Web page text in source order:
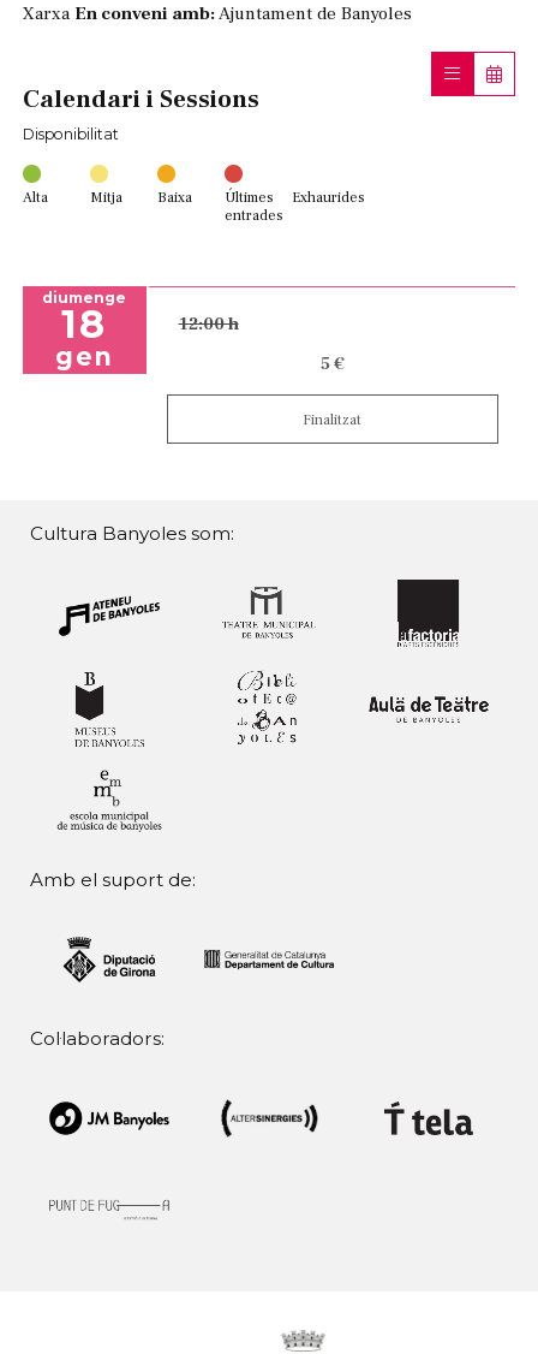
Xarxa En conveni amb:Ajuntament de Banyoles
Calendari i Sessions
Disponibilitat
Alta Mitja Baixa
Últimes
entrades
Exhaurides
diumenge
18
gen
12:00 h
5 €
Finalitzat
Cultura Banyoles som:
Amb el suport de:
Col·laboradors: